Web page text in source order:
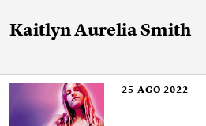
Kaitlyn Aurelia Smith
25 AGO 2022